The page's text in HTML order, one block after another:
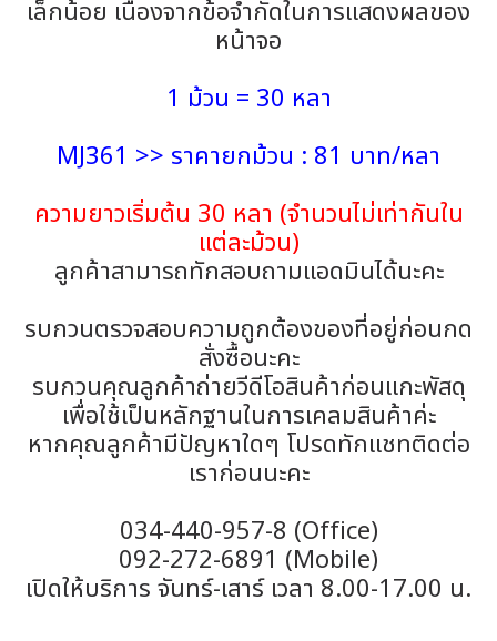
เล็กน้อย เนื่องจากข้อจำกัดในการแสดงผลของ
หน้าจอ
1 ม้วน = 30 หลา
MJ361 >> ราคายกม้วน : 81 บาท/หลา
ความยาวเริ่มต้น 30 หลา (จำนวนไม่เท่ากันใน
แต่ละม้วน)
ลูกค้าสามารถทักสอบถามแอดมินได้นะคะ
รบกวนตรวจสอบความถูกต้องของที่อยู่ก่อนกด
สั่งซื้อนะคะ
รบกวนคุณลูกค้าถ่ายวีดีโอสินค้าก่อนแกะพัสดุ
เพื่อใช้เป็นหลักฐานในการเคลมสินค้าค่ะ
หากคุณลูกค้ามีปัญหาใดๆ โปรดทักแชทติดต่อ
เราก่อนนะคะ
034-440-957-8 (Office)
092-272-6891 (Mobile)
เปิดให้บริการ จันทร์-เสาร์ เวลา 8.00-17.00 น.